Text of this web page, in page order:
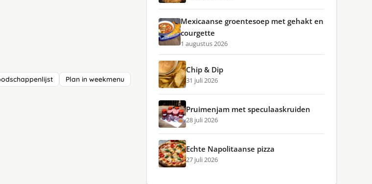
Plan in weekmenu
Mexicaanse groentesoep met gehakt en
courgette
1 augustus 2026
Chip & Dip
31 juli 2026
Pruimenjam met speculaaskruiden
28 juli 2026
Echte Napolitaanse pizza
27 juli 2026